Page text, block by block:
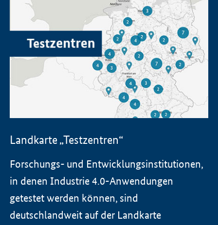
Landkarte „Testzentren“
Forschungs- und Entwicklungsinstitutionen,
in denen Industrie 4.0-Anwendungen
getestet werden können, sind
deutschlandweit auf der Landkarte